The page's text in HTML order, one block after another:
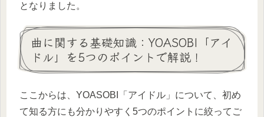
となりました。
曲に関する基礎知識：YOASOBI「アイ
ドル」を5つのポイントで解説！
ここからは、YOASOBI「アイドル」について、初め
て知る方にも分かりやすく5つのポイントに絞ってご